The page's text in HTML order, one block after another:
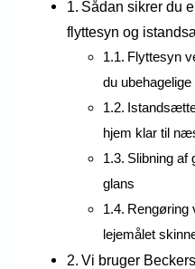
Sådan sikrer du
flyttesyn og
Flyttesyn
du
hjem klar til
Slibning af
glans
Rengøring
lejemålet
Vi bruger